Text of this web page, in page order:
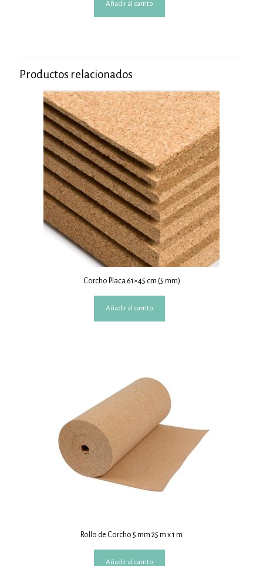
Añadir al carrito
Productos relacionados
Corcho Placa 61×45 cm (5 mm)
Añadir al carrito
Rollo de Corcho 5 mm 25 m x 1 m
Añadir al carrito